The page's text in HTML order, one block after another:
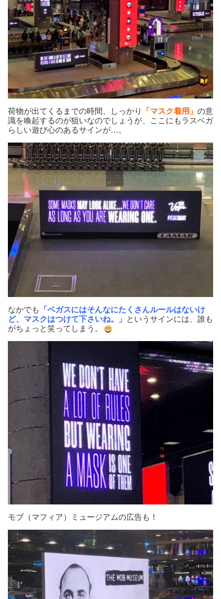
荷物が出てくるまでの時間、しっかり 「マスク着用」 の意
識を喚起するのが狙いなのでしょうが、
ここにもラスベガ
らしい遊び心のあるサインが…。
なかでも
「ベガスにはそんなにたくさんルールはないけ
ど、マスクはつけて下さいね。」
というサインには、誰も
がちょっと笑ってしまう。
モブ（マフィア）ミュージアムの広告も！